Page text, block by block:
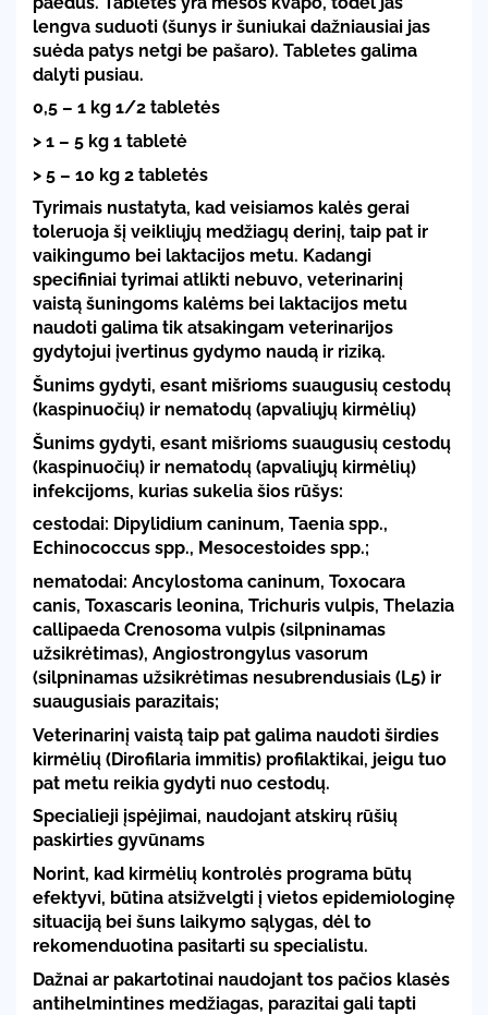
lengva suduoti (šunys ir šuniukai dažniausiai jas
suėda patys netgi be pašaro). Tabletes galima
dalyti pusiau.
0,5 – 1 kg 1/2 tabletės
> 1 – 5 kg 1 tabletė
> 5 – 10 kg 2 tabletės
Tyrimais nustatyta, kad veisiamos kalės gerai
toleruoja šį veikliųjų medžiagų derinį, taip pat ir
vaikingumo bei laktacijos metu. Kadangi
specifiniai tyrimai atlikti nebuvo, veterinarinį
vaistą šuningoms kalėms bei laktacijos metu
naudoti galima tik atsakingam veterinarijos
gydytojui įvertinus gydymo naudą ir riziką.
Šunims gydyti, esant mišrioms suaugusių cestodų
(kaspinuočių) ir nematodų (apvaliųjų kirmėlių)
Šunims gydyti, esant mišrioms suaugusių cestodų
(kaspinuočių) ir nematodų (apvaliųjų kirmėlių)
infekcijoms, kurias sukelia šios rūšys:
cestodai: Dipylidium caninum, Taenia spp.,
Echinococcus spp., Mesocestoides spp.;
nematodai: Ancylostoma caninum, Toxocara
canis, Toxascaris leonina, Trichuris vulpis, Thelazia
callipaeda Crenosoma vulpis (silpninamas
užsikrėtimas), Angiostrongylus vasorum
(silpninamas užsikrėtimas nesubrendusiais (L5) ir
suaugusiais parazitais;
Veterinarinį vaistą taip pat galima naudoti širdies
kirmėlių (Dirofilaria immitis) profilaktikai, jeigu tuo
pat metu reikia gydyti nuo cestodų.
Specialieji įspėjimai, naudojant atskirų rūšių
paskirties gyvūnams
Norint, kad kirmėlių kontrolės programa būtų
efektyvi, būtina atsižvelgti į vietos epidemiologinę
situaciją bei šuns laikymo sąlygas, dėl to
rekomenduotina pasitarti su specialistu.
Dažnai ar pakartotinai naudojant tos pačios klasės
antihelmintines medžiagas, parazitai gali tapti